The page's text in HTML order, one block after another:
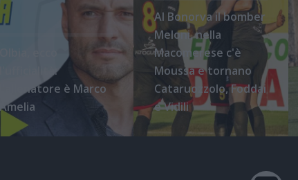
l'ufficialità:
l'allenatore è Marco
Amelia
Al Bonorva il bomber
Meloni, nella
Macomerese c'è
Moussa e tornano
Cataruozzolo, Foddai
e Vidili